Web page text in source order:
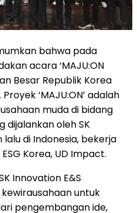
bahwa pada
acara ‘MAJU:ON
Besar Republik Korea
‘MAJU:ON’ adalah
muda di bidang
dijalankan oleh SK
lalu di Indonesia, bekerja
Korea, UD Impact.
Innovation E&S
untuk
pengembangan ide,